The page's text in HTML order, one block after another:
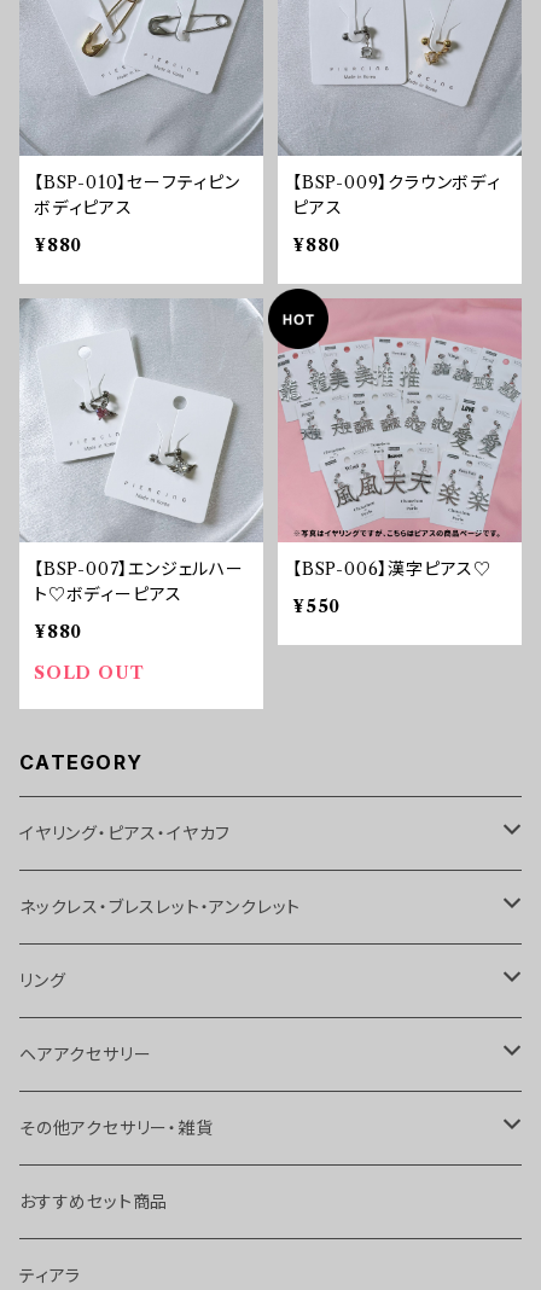
【BSP-010】セーフティピン
ボディピアス
¥880
【BSP-009】クラウンボディ
ピアス
¥880
【BSP-007】エンジェルハー
ト♡ボディーピアス
¥880
SOLD OUT
【BSP-006】漢字ピアス♡
¥550
CATEGORY
イヤリング・ピアス・イヤカフ
イヤリング
ピアス
イヤカフス
ボディピアス
ネックレス・ブレスレット・アンクレット
ネックレス
ブレスレット
アンクレット
チョーカー
リング
リング
トゥリング
ヘアアクセサリー
ヘアピン
ヘアゴム
ヘアクリップ
その他アクセサリー・雑貨
ブローチ
キーホルダー
おすすめセット商品
ティアラ